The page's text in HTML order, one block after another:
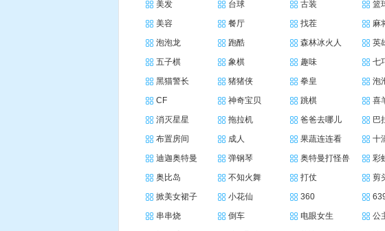
美发
台球 古装 篮
美容
餐厅 找茬 麻
泡泡龙
跑酷 森林冰火人 英
五子棋
象棋 趣味 七
黑猫警长
猪猪侠 拳皇 泡
CF
神奇宝贝 跳棋 喜
消灭星星
拖拉机 爸爸去哪儿 巴
布置房间
成人 果蔬连连看 十
迪迦奥特曼
弹钢琴 奥特曼打怪兽 彩
奥比岛
不知火舞 打仗 剪
掀美女裙子
小花仙 360
串串烧
倒车 电眼女生 公